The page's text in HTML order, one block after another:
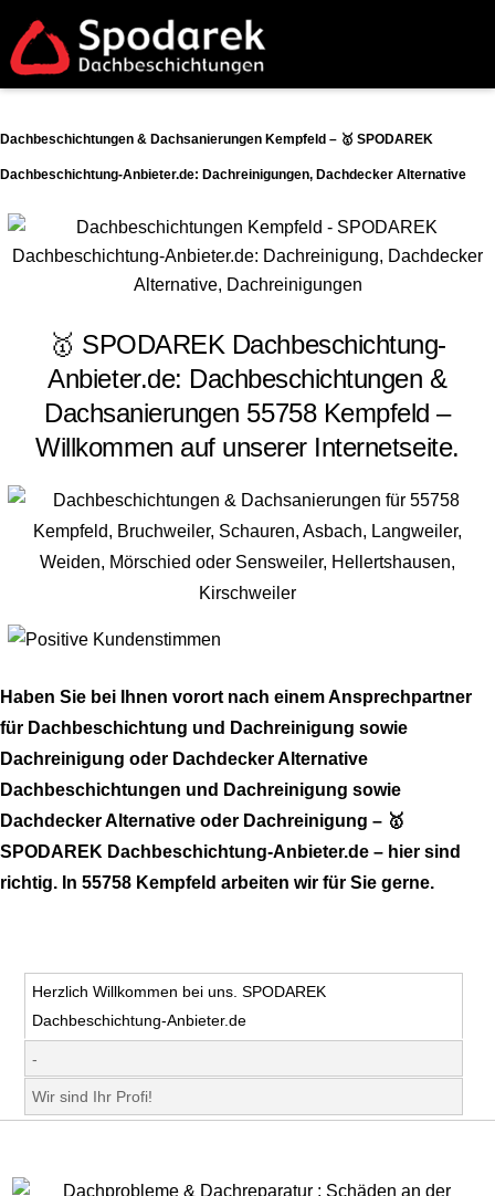
Dachbeschichtungen & Dachsanierungen Kempfeld – 🥇 SPODAREK
Dachbeschichtung-Anbieter.de: Dachreinigungen, Dachdecker Alternative
🥇 SPODAREK Dachbeschichtung-
Anbieter.de: Dachbeschichtungen &
Dachsanierungen 55758 Kempfeld –
Willkommen auf unserer Internetseite.
Haben Sie bei Ihnen vorort nach einem Ansprechpartner
für Dachbeschichtung und Dachreinigung sowie
Dachreinigung oder Dachdecker Alternative
Dachbeschichtungen und Dachreinigung sowie
Dachdecker Alternative oder Dachreinigung – 🥇
SPODAREK Dachbeschichtung-Anbieter.de – hier sind
richtig. In 55758 Kempfeld arbeiten wir für Sie gerne.
Herzlich Willkommen bei uns. SPODAREK
Dachbeschichtung-Anbieter.de
-
Wir sind Ihr Profi!